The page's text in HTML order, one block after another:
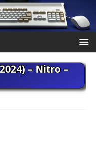
– Nitro –